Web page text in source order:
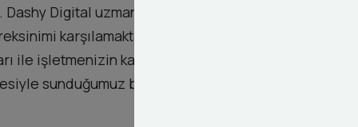
Digital uzman ekibi tarafından
karşılamaktadır. Ödeme süreçlerinizde
işletmenizin karlılığını artırmayı hedefler. Siz
sunduğumuz bu hizmetten